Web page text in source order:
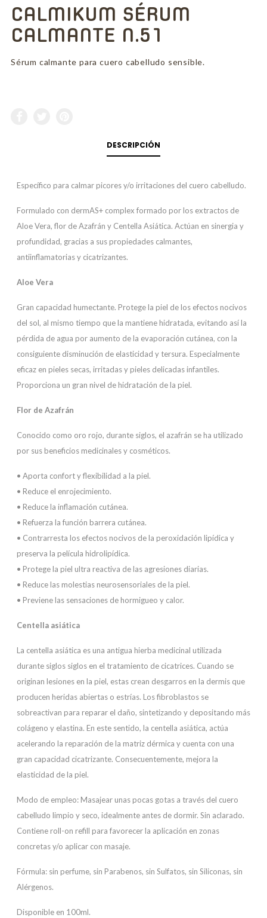
CALMIKUM SÉRUM
CALMANTE N.51
Sérum calmante para cuero cabelludo sensible.
DESCRIPCIÓN
Específico para calmar picores y/o irritaciones del cuero cabelludo.
Formulado con dermAS+ complex formado por los extractos de
Aloe Vera, flor de Azafrán y Centella Asiática. Actúan en sinergia y
profundidad, gracias a sus propiedades calmantes,
antiinflamatorias y cicatrizantes.
Aloe Vera
Gran capacidad humectante. Protege la piel de los efectos nocivos
del sol, al mismo tiempo que la mantiene hidratada, evitando así la
pérdida de agua por aumento de la evaporación cutánea, con la
consiguiente disminución de elasticidad y tersura. Especialmente
eficaz en pieles secas, irritadas y pieles delicadas infantiles.
Proporciona un gran nivel de hidratación de la piel.
Flor de Azafrán
Conocido como oro rojo, durante siglos, el azafrán se ha utilizado
por sus beneficios medicinales y cosméticos.
• Aporta confort y flexibilidad a la piel.
• Reduce el enrojecimiento.
• Reduce la inflamación cutánea.
• Refuerza la función barrera cutánea.
• Contrarresta los efectos nocivos de la peroxidación lipídica y
preserva la película hidrolipídica.
• Protege la piel ultra reactiva de las agresiones diarias.
• Reduce las molestias neurosensoriales de la piel.
• Previene las sensaciones de hormigueo y calor.
Centella asiática
La centella asiática es una antigua hierba medicinal utilizada
durante siglos siglos en el tratamiento de cicatrices. Cuando se
originan lesiones en la piel, estas crean desgarros en la dermis que
producen heridas abiertas o estrías. Los fibroblastos se
sobreactivan para reparar el daño, sintetizando y depositando más
colágeno y elastina. En este sentido, la centella asiática, actúa
acelerando la reparación de la matriz dérmica y cuenta con una
gran capacidad cicatrizante. Consecuentemente, mejora la
elasticidad de la piel.
Modo de empleo: Masajear unas pocas gotas a través del cuero
cabelludo limpio y seco, idealmente antes de dormir. Sin aclarado.
Contiene roll-on refill para favorecer la aplicación en zonas
concretas y/o aplicar con masaje.
Fórmula: sin perfume, sin Parabenos, sin Sulfatos, sin Siliconas, sin
Alérgenos.
Disponible en 100ml.